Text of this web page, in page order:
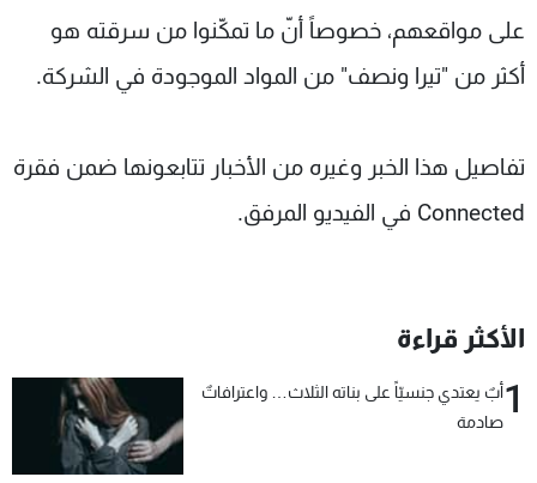
على مواقعهم، خصوصاً أنّ ما تمكّنوا من سرقته هو
أكثر من "تيرا ونصف" من المواد الموجودة في الشركة.
تفاصيل هذا الخبر وغيره من الأخبار تتابعونها ضمن فقرة
Connected في الفيديو المرفق.
الأكثر قراءة
1أبٌ يعتدي جنسيّاً على بناته الثلاث… واعترافاتٌ
صادمة
شاهد البرامج
الترددات
عن MTV
الإنـتـاج
لاعلاناتكم
وظائف
تواصل معنا
شروط الإسـتخدام
سياسة الخصوصية